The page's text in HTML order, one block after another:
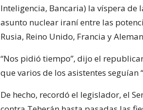
Inteligencia, Bancaria) la víspera de
asunto nuclear iraní entre las
Rusia, Reino Unido, Francia y
“Nos pidió tiempo”, dijo el
que varios de los asistentes seguían
De hecho, recordó el legislador, el